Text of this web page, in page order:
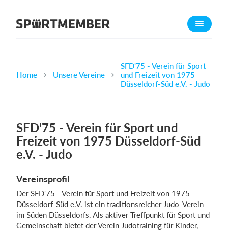
Über SportMember
Karriere
Mitgliedsbeitrag
Homepage erstellen
Belegungsplan
Was kostet es?
Deutsch
Home Unsere Vereine
SFD'75 - Verein für Sport
und Freizeit von 1975
Düsseldorf-Süd e.V. - Judo
SFD'75 - Verein für Sport und
Freizeit von 1975 Düsseldorf-Süd
e.V. - Judo
Vereinsprofil
Der SFD'75 - Verein für Sport und Freizeit von 1975
Düsseldorf-Süd e.V. ist ein traditionsreicher Judo-Verein
im Süden Düsseldorfs. Als aktiver Treffpunkt für Sport und
Gemeinschaft bietet der Verein Judotraining für Kinder,